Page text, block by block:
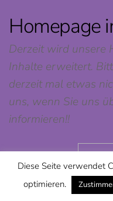
Homepage
Derzeit wird unsere
Inhalte erweitert.
derzeit mal etwas
uns, wenn Sie uns
informieren!!
Diese Seite verwendet
optimieren.